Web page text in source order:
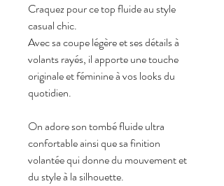
Craquez pour ce top fluide au style
casual chic.
Avec sa coupe légère et ses détails à
volants rayés, il apporte une touche
originale et féminine à vos looks du
quotidien.
On adore son tombé fluide ultra
confortable ainsi que sa finition
volantée qui donne du mouvement et
du style à la silhouette.